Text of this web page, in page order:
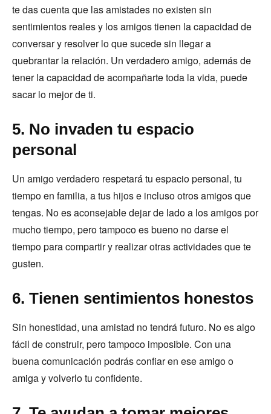
te das cuenta que las amistades no existen sin
sentimientos reales y los amigos tienen la capacidad de
conversar y resolver lo que sucede sin llegar a
quebrantar la relación. Un verdadero amigo, además de
tener la capacidad de acompañarte toda la vida, puede
sacar lo mejor de ti.
5. No invaden tu espacio
personal
Un amigo verdadero respetará tu espacio personal, tu
tiempo en familia, a tus hijos e incluso otros amigos que
tengas. No es aconsejable dejar de lado a los amigos por
mucho tiempo, pero tampoco es bueno no darse el
tiempo para compartir y realizar otras actividades que te
gusten.
6. Tienen sentimientos honestos
Sin honestidad, una amistad no tendrá futuro. No es algo
fácil de construir, pero tampoco imposible. Con una
buena comunicación podrás confiar en ese amigo o
amiga y volverlo tu confidente.